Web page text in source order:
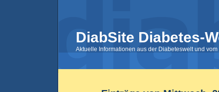
DiabSite Diabetes-
Aktuelle Informationen aus der Diabeteswelt und